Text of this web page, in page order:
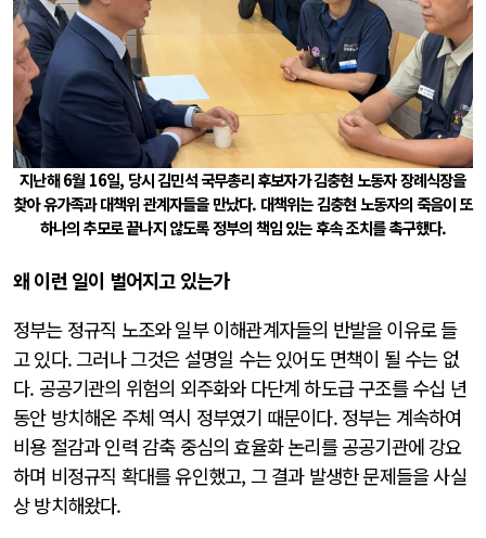
지난해 6월 16일, 당시 김민석 국무총리 후보자가 김충현 노동자 장례식장을
찾아 유가족과 대책위 관계자들을 만났다. 대책위는 김충현 노동자의 죽음이 또
하나의 추모로 끝나지 않도록 정부의 책임 있는 후속 조치를 촉구했다.
왜 이런 일이 벌어지고 있는가
정부는 정규직 노조와 일부 이해관계자들의 반발을 이유로 들
고 있다. 그러나 그것은 설명일 수는 있어도 면책이 될 수는 없
다. 공공기관의 위험의 외주화와 다단계 하도급 구조를 수십 년
동안 방치해온 주체 역시 정부였기 때문이다. 정부는 계속하여
비용 절감과 인력 감축 중심의 효율화 논리를 공공기관에 강요
하며 비정규직 확대를 유인했고, 그 결과 발생한 문제들을 사실
상 방치해왔다.